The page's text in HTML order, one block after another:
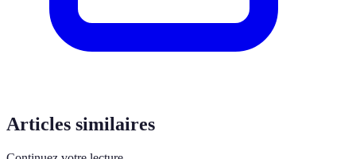
Articles similaires